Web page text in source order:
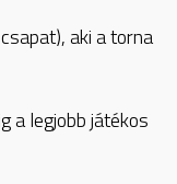
aki a torna
a legjobb játékos